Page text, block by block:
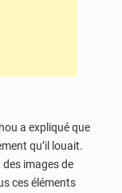
a expliqué que
qu’il louait.
des images de
ces éléments